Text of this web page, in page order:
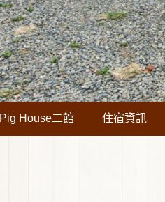
Pig House二館 住宿資訊